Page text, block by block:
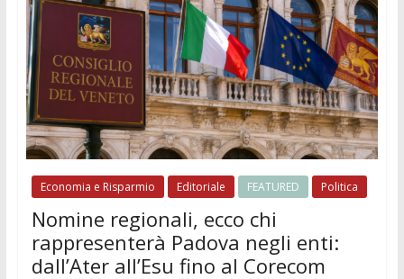
Economia e Risparmio Editoriale FEATURED Politica
Nomine regionali, ecco chi
rappresenterà Padova negli enti:
dall’Ater all’Esu fino al Corecom